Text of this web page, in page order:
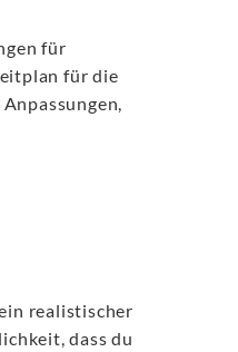
für
für die
realistischer
dass du